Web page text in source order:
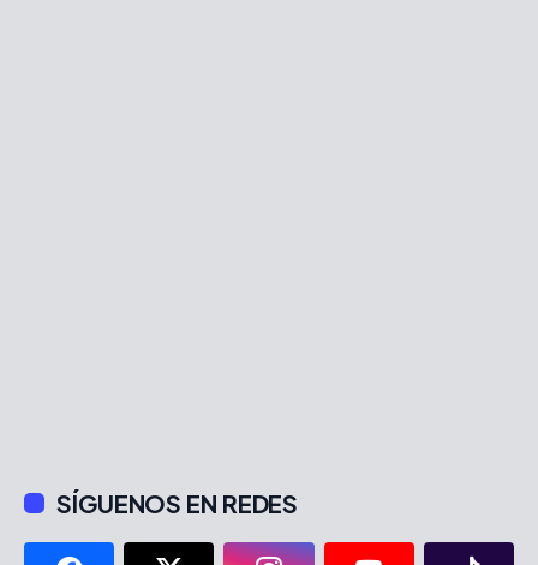
SÍGUENOS EN REDES